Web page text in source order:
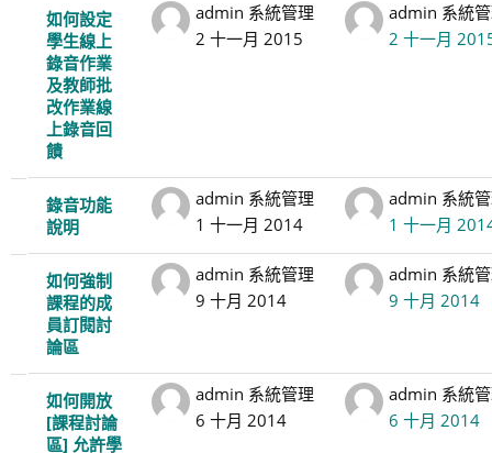
如何設定
學生線上
錄音作業
及教師批
改作業線
上錄音回
饋
admin 系統管理
2 十一月 2015
admin 系統
2 十一月
錄音功能
說明
admin 系統管理
1 十一月 2014
admin 系統
1 十一月
如何強制
課程的成
員訂閱討
論區
admin 系統管理
9 十月 2014
admin 系統
9 十月 2014
如何開放
[課程討論
區] 允許學
admin 系統管理
6 十月 2014
admin 系統
6 十月 2014